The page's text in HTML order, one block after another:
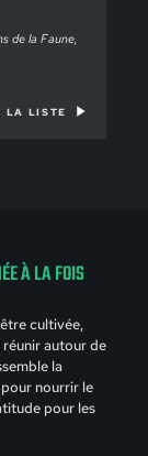
de la Faune
LA LISTE
À LA FOIS
cultivée,
autour de
la
pour nourrir le
pour les